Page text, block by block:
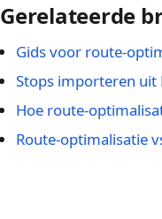
Gerelateerde
Gids voor route-
Stops importeren uit
Hoe route-
Route-optimalisatie